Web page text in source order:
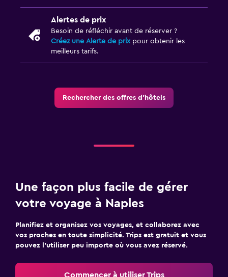
Alertes de prix
Besoin de réfléchir avant de réserver ?
Créez une Alerte de prix pour obtenir les
meilleurs tarifs.
Rechercher des offres d’hôtels
Une façon plus facile de gérer
votre voyage à Naples
Planifiez et organisez vos voyages, et collaborez avec
vos proches en toute simplicité. Trips est gratuit et vous
pouvez l’utiliser peu importe où vous avez réservé.
Commencer à utiliser Trips